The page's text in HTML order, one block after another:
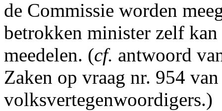
de Commissie worden
betrokken minister zelf kan
meedelen. (cf. antwoord
Zaken op vraag nr. 954
volksvertegenwoordigers.)